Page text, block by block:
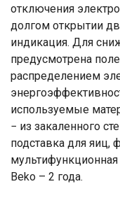
отключения
долгом открытии
индикация. Для
предусмотрена
распределением
используемые
− из закаленного
подставка для яиц,
Beko – 2 года.